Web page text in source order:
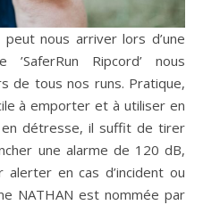
nous arriver lors d’une
’SaferRun Ripcord’ nous
de tous nos runs. Pratique,
à emporter et à utiliser en
détresse, il suffit de tirer
une alarme de 120 dB,
en cas d’incident ou
NATHAN est nommée par